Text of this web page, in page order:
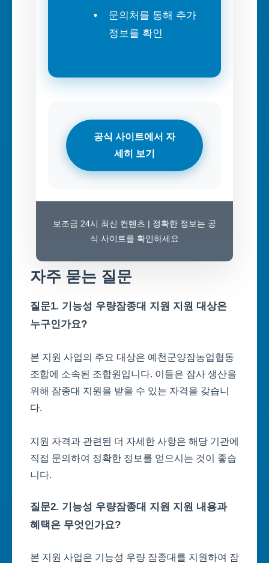
문의처를 통해 추가
정보를 확인
공식 사이트에서 자
세히 보기
보조금 24시 최신 컨텐츠 | 정확한 정보는 공
식 사이트를 확인하세요
자주 묻는 질문
질문1. 기능성 우량잠종대 지원 지원 대상은
누구인가요?
본 지원 사업의 주요 대상은 예천군양잠농업협동
조합에 소속된 조합원입니다. 이들은 잠사 생산을
위해 잠종대 지원을 받을 수 있는 자격을 갖습니
다.
지원 자격과 관련된 더 자세한 사항은 해당 기관에
직접 문의하여 정확한 정보를 얻으시는 것이 좋습
니다.
질문2. 기능성 우량잠종대 지원 지원 내용과
혜택은 무엇인가요?
본 지원 사업은 기능성 우량 잠종대를 지원하여 잠